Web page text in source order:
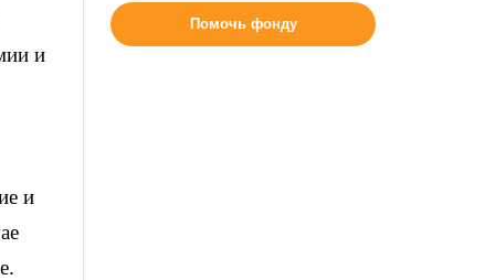
и
и
Помочь фонду